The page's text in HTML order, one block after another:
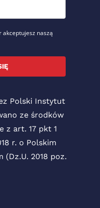
akceptujesz naszą
Polski Instytut
ze środków
z art. 17 pkt 1
r. o Polskim
2018 poz.